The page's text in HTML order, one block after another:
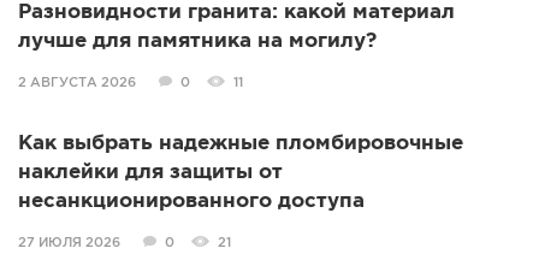
Разновидности гранита: какой материал
лучше для памятника на могилу?
2 АВГУСТА 2026 0 11
Как выбрать надежные пломбировочные
наклейки для защиты от
несанкционированного доступа
27 ИЮЛЯ 2026 0 21